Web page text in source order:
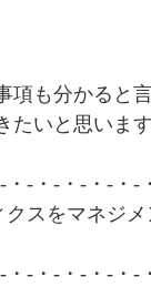
項も分かると
たいと思いま
-・-・-・-・-
スをマネジ
-・-・-・-・-